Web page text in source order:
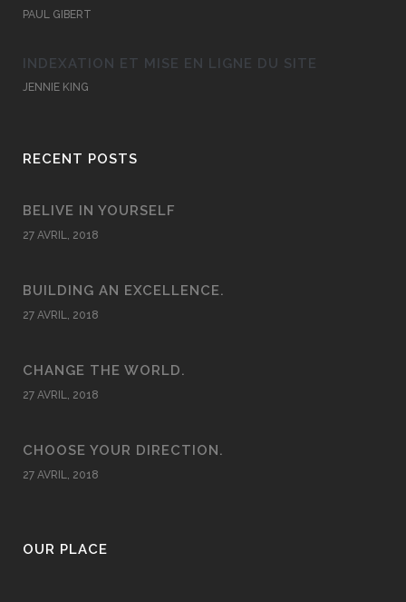
PAUL GIBERT
INDEXATION ET MISE EN LIGNE DU SITE
JENNIE KING
RECENT POSTS
BELIVE IN YOURSELF
27 AVRIL, 2018
BUILDING AN EXCELLENCE.
27 AVRIL, 2018
CHANGE THE WORLD.
27 AVRIL, 2018
CHOOSE YOUR DIRECTION.
27 AVRIL, 2018
OUR PLACE